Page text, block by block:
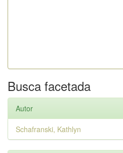
Busca facetada
Autor
Schafranski, Kathlyn